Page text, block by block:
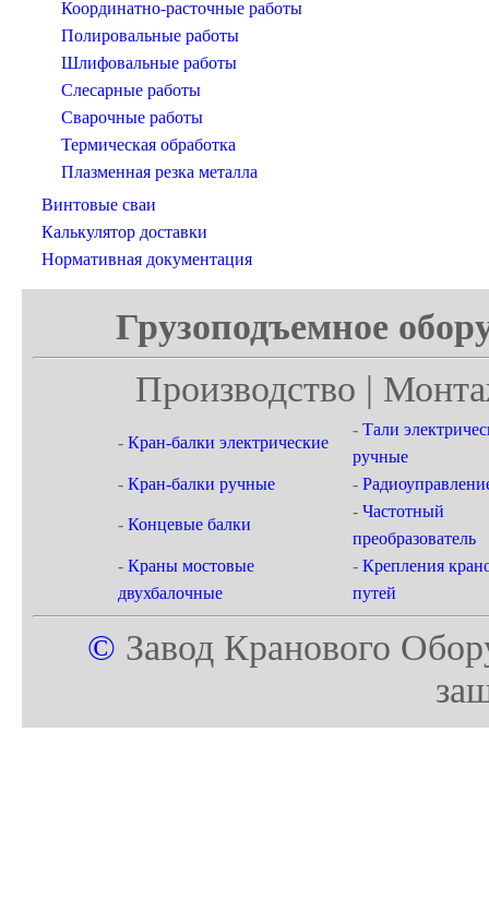
Координатно-расточные работы
Полировальные работы
Шлифовальные работы
Слесарные работы
Сварочные работы
Термическая обработка
Плазменная резка металла
Винтовые сваи
Калькулятор доставки
Нормативная документация
Грузоподъемное
Производство |
- Кран-балки электрические
- Тали
ручные
- Кран-балки ручные -
- Концевые балки
- Частотный
преобразователь
- Краны мостовые
двухбалочные
- Крепления
путей
© Завод Кранового